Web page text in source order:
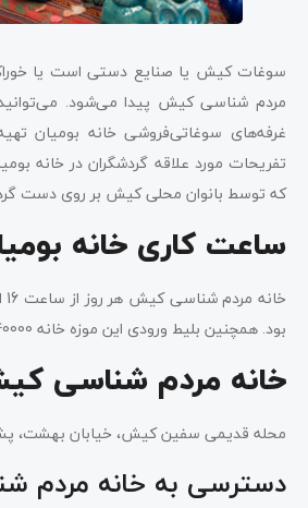
سوغات کیش یا صنایع دستی است یا
مردم شناسی کیش پیدا می‌شود. می‌توانید
غرفه‌های سوغاتی‌فروشی خانه بومیان
تفریحات مورد علاقه گردشگران در خانه
که توسط بانوان محلی کیش بر روی دست
ساعت کاری خانه
بود. همچنین بلیط ورودی این موزه خانه 40000 تومان است.
خانه مردم شناسی
محله قدیمی سفین کیش، خیابان بهشت،
دسترسی به خانه مردم